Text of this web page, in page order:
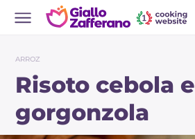
ARROZ
Risoto cebola e
gorgonzola